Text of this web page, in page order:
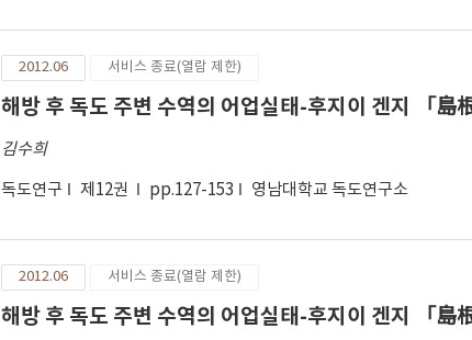
2012.06 서비스 종료(열람 제한)
해방 후 독도 주변 수역의 어업실태-후지이 겐지 「
김수희
독도연구 제12권 pp.127-153 영남대학교 독도연구소
2012.06 서비스 종료(열람 제한)
해방 후 독도 주변 수역의 어업실태-후지이 겐지 「